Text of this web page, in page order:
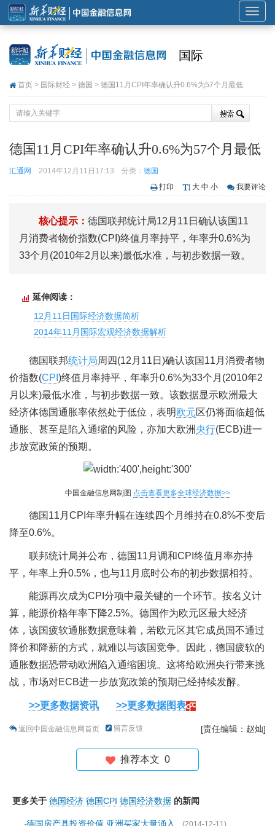
展
开
国际
首页 > 国际财经 > 德国 > 德国11月CPI年率确认升0.6%为57个月最低
德国11月CPI年率确认升0.6%为57个月最低
汇通网 2014年12月11日17:13 分类： 德国
打印
大 中 小 我要评论
核心提示： 德国联邦统计局12月11日确认该国11
月消费者物价指数(CPI)终值月率持平，年率升0.6%为
33个月(2010年2月以来)最低水准，与初步数据一致。
延伸阅读：
12月11日国际经济数据简析
2014年11月国际宏观经济数据解析
德国联邦统计局周四(12月11日)确认该国11月消费者物
价指数(CPI )终值月率持平，年率升0.6%为33个月(2010年2
月以来)最低水准，与初步数据一致。该数据显示欧洲最大
经济体德国通胀率依然处于低位，表明欧元区仍将面临超低
通胀、甚至是陷入通缩的风险，亦加大欧洲央行(ECB)进一
步放宽政策的预期。
中国金融信息网制图 点击查看更多全球经济数据>>
德国11月CPI年率升幅在连续四个月维持在0.8%不变后
降至0.6%。
联邦统计局并公布，德国11月调和CPI终值月率亦持
平，年率上升0.5%，也与11月底时公布的初步数据相符。
能源再次成为CPI分项中最关键的一个环节。按名义计
算，能源价格年率下降2.5%。德国作为欧元区最大经济
体，该国疲软通胀数据意味着，若欧元区其它成员国不通过
降价和降薪的方式，就难以与该国竞争。因此，德国疲软的
通胀数据恐带动欧洲陷入通缩困境。这将给欧洲央行带来挑
战，市场对ECB进一步放宽政策的预期已经持续发酵。
>>更多数据资讯 >>更多数据图表
返回中国金融信息网首页 留言反馈 [责任编辑：赵灿]
推荐本文 0
更多关于 德国经济 德国CPI 德国经济数据 的新闻
·德国房产具投资价值 亚洲买家大量涌入 (2014-12-11)